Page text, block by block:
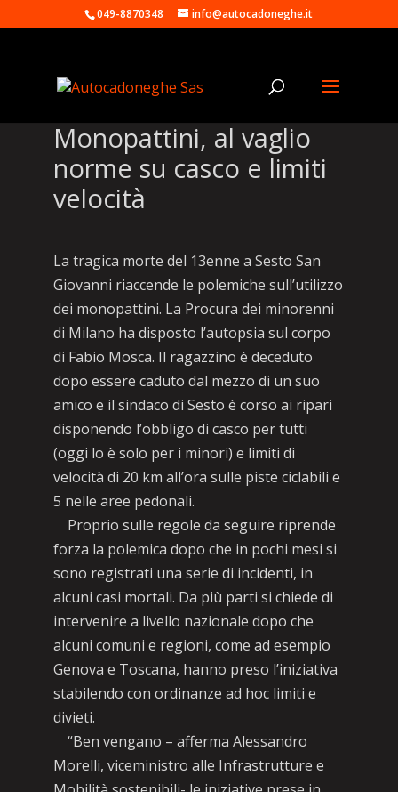
049-8870348 info@autocadoneghe.it
Monopattini, al vaglio
norme su casco e limiti
velocità
La tragica morte del 13enne a Sesto San
Giovanni riaccende le polemiche sull’utilizzo
dei monopattini. La Procura dei minorenni
di Milano ha disposto l’autopsia sul corpo
di Fabio Mosca. Il ragazzino è deceduto
dopo essere caduto dal mezzo di un suo
amico e il sindaco di Sesto è corso ai ripari
disponendo l’obbligo di casco per tutti
(oggi lo è solo per i minori) e limiti di
velocità di 20 km all’ora sulle piste ciclabili e
5 nelle aree pedonali.
Proprio sulle regole da seguire riprende
forza la polemica dopo che in pochi mesi si
sono registrati una serie di incidenti, in
alcuni casi mortali. Da più parti si chiede di
intervenire a livello nazionale dopo che
alcuni comuni e regioni, come ad esempio
Genova e Toscana, hanno preso l’iniziativa
stabilendo con ordinanze ad hoc limiti e
divieti.
“Ben vengano – afferma Alessandro
Morelli, viceministro alle Infrastrutture e